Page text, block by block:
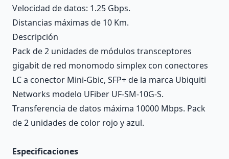
Velocidad de datos: 1.25 Gbps.
Distancias máximas de 10 Km.
Descripción
Pack de 2 unidades de módulos transceptores
gigabit de red monomodo simplex con conectores
LC a conector Mini-Gbic, SFP+ de la marca Ubiquiti
Networks modelo UFiber UF-SM-10G-S.
Transferencia de datos máxima 10000 Mbps. Pack
de 2 unidades de color rojo y azul.
Especificaciones